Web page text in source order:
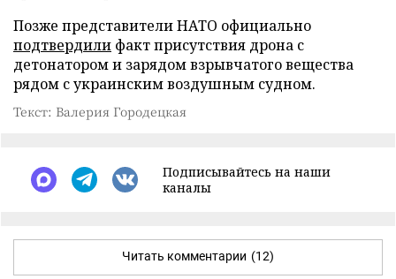
Позже представители НАТО официально
подтвердили факт присутствия дрона с
детонатором и зарядом взрывчатого вещества
рядом с украинским воздушным судном.
Текст: Валерия Городецкая
Подписывайтесь на наши
каналы
Читать комментарии (12)